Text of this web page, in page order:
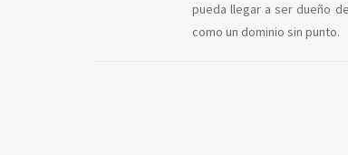
pueda llegar a ser dueño
como un dominio sin punto.